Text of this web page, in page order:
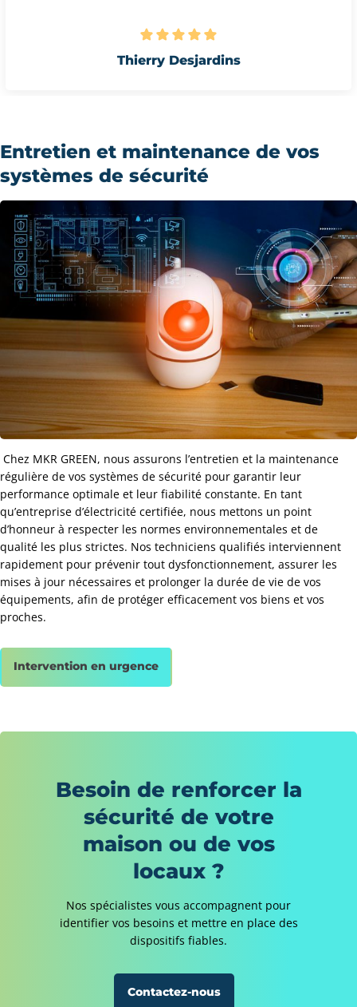
Entretien et maintenance de vos
systèmes de sécurité
Chez MKR GREEN, nous assurons l’entretien et la maintenance
régulière de vos systèmes de sécurité pour garantir leur
performance optimale et leur fiabilité constante. En tant
qu’entreprise d’électricité certifiée, nous mettons un point
d’honneur à respecter les normes environnementales et de
qualité les plus strictes. Nos techniciens qualifiés interviennent
rapidement pour prévenir tout dysfonctionnement, assurer les
mises à jour nécessaires et prolonger la durée de vie de vos
équipements, afin de protéger efficacement vos biens et vos
proches.
Intervention en urgence
Besoin de renforcer la
sécurité de votre
maison ou de vos
locaux ?
Nos spécialistes vous accompagnent pour
identifier vos besoins et mettre en place des
dispositifs fiables.
Contactez-nous